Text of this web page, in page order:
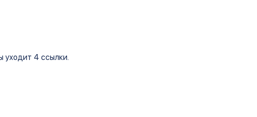
уходит 4 ссылки.